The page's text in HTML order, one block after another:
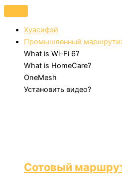
Хуасифэй
Промышленный
What is Wi-Fi 6?
What is HomeCare?
OneMesh
Установить видео?
Сотовый